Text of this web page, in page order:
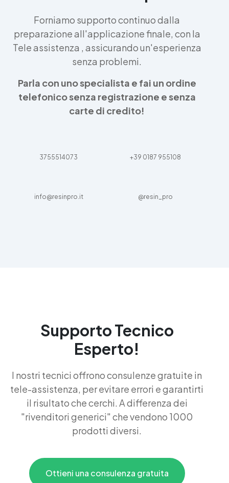
Forniamo supporto continuo dalla
preparazione all'applicazione finale, con la
Tele assistenza , assicurando un'esperienza
senza problemi.
Parla con uno specialista e fai un ordine
telefonico senza registrazione e senza
carte di credito!
3755514073 +39 0187 955108
info@resinpro.it @resin_pro
Supporto Tecnico
Esperto!
I nostri tecnici offrono consulenze gratuite in
tele-assistenza, per evitare errori e garantirti
il risultato che cerchi. A differenza dei
"rivenditori generici" che vendono 1000
prodotti diversi.
Ottieni una consulenza gratuita